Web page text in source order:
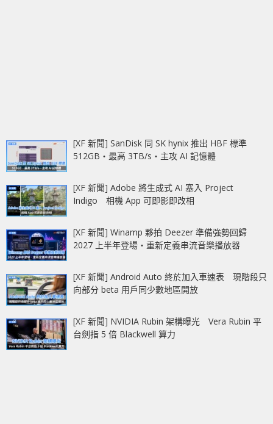
[XF 新聞] SanDisk 同 SK hynix 推出 HBF 標準
512GB‧最高 3TB/s‧主攻 AI 記憶體
[XF 新聞] Adobe 將生成式 AI 塞入 Project
Indigo 相機 App 可即影即改相
[XF 新聞] Winamp 夥拍 Deezer 準備強勢回歸
2027 上半年登場‧重新定義串流音樂播放器
[XF 新聞] Android Auto 終於加入車速表 現階段只
向部分 beta 用戶同少數地區開放
[XF 新聞] NVIDIA Rubin 架構曝光 Vera Rubin 平
台劍指 5 倍 Blackwell 算力